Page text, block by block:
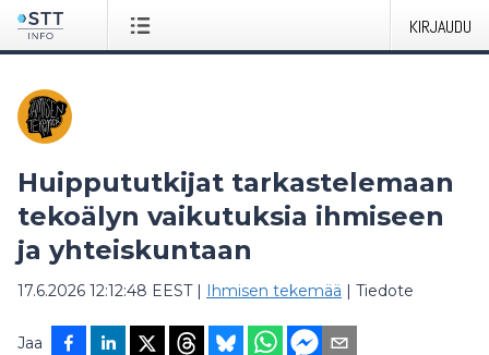
KIRJAUDU
Huippututkijat tarkastelemaan
tekoälyn vaikutuksia ihmiseen
ja yhteiskuntaan
17.6.2026 12:12:48 EEST| Ihmisen tekemää | Tiedote
Jaa